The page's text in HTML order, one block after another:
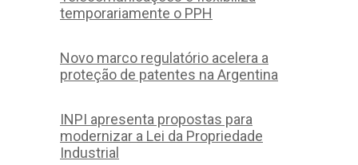
temporariamente o PPH
Novo marco regulatório acelera a
proteção de patentes na Argentina
INPI apresenta propostas para
modernizar a Lei da Propriedade
Industrial